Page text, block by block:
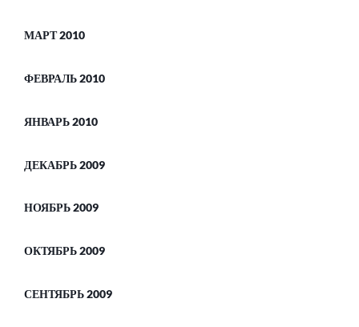
МАРТ 2010
ФЕВРАЛЬ 2010
ЯНВАРЬ 2010
ДЕКАБРЬ 2009
НОЯБРЬ 2009
ОКТЯБРЬ 2009
СЕНТЯБРЬ 2009